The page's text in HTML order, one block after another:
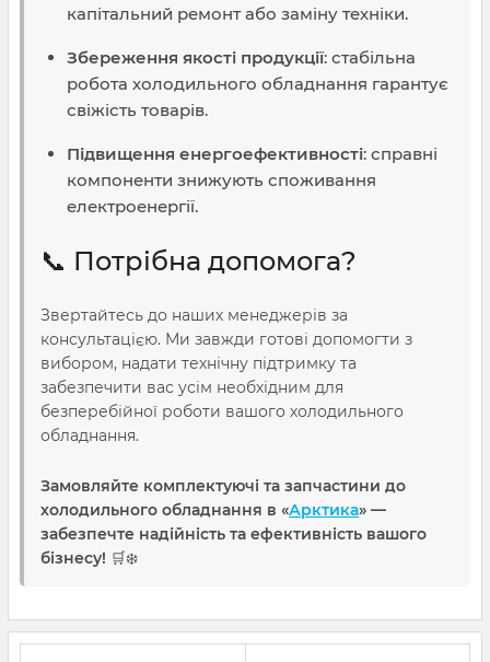
капітальний ремонт або заміну техніки.
Збереження якості продукції: стабільна
робота холодильного обладнання гарантує
свіжість товарів.
Підвищення енергоефективності: справні
компоненти знижують споживання
електроенергії.
📞 Потрібна допомога?
Звертайтесь до наших менеджерів за
консультацією. Ми завжди готові допомогти з
вибором, надати технічну підтримку та
забезпечити вас усім необхідним для
безперебійної роботи вашого холодильного
обладнання.
Замовляйте комплектуючі та запчастини до
холодильного обладнання в «Арктика» —
забезпечте надійність та ефективність вашого
бізнесу! 🛒❄️